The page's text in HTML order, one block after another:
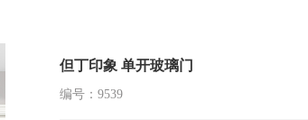
但丁印象 单开玻璃门
编号： 9539